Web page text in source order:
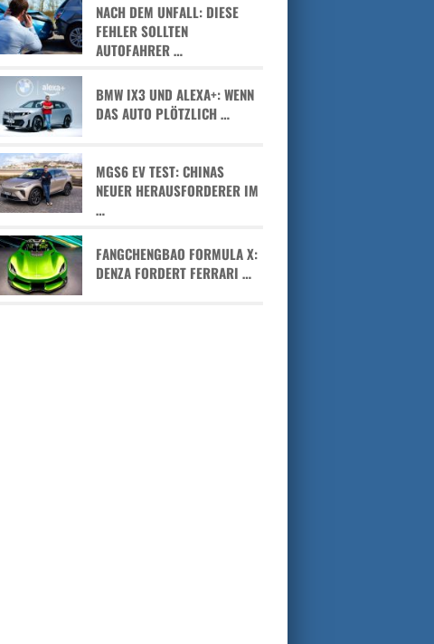
NACH DEM UNFALL: DIESE
FEHLER SOLLTEN
AUTOFAHRER …
BMW IX3 UND ALEXA+: WENN
DAS AUTO PLÖTZLICH …
MGS6 EV TEST: CHINAS
NEUER HERAUSFORDERER IM
…
FANGCHENGBAO FORMULA X:
DENZA FORDERT FERRARI …